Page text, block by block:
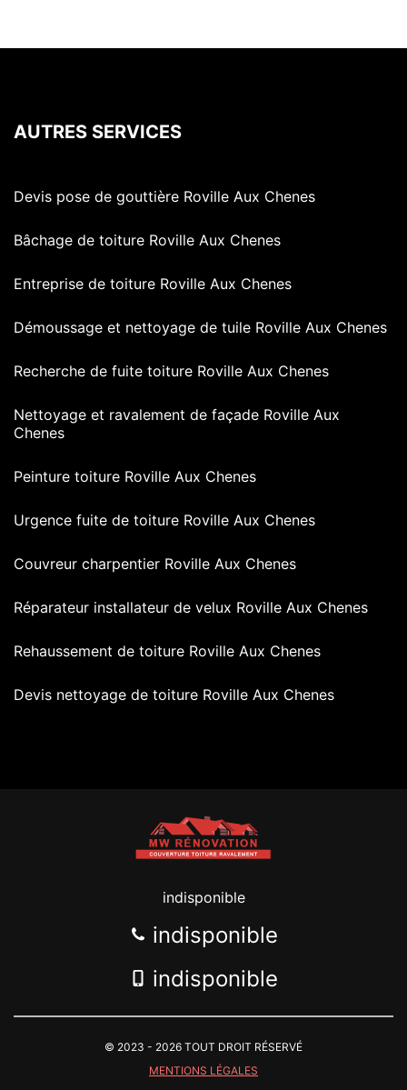
AUTRES SERVICES
Devis pose de gouttière Roville Aux Chenes
Bâchage de toiture Roville Aux Chenes
Entreprise de toiture Roville Aux Chenes
Démoussage et nettoyage de tuile Roville Aux Chenes
Recherche de fuite toiture Roville Aux Chenes
Nettoyage et ravalement de façade Roville Aux
Chenes
Peinture toiture Roville Aux Chenes
Urgence fuite de toiture Roville Aux Chenes
Couvreur charpentier Roville Aux Chenes
Réparateur installateur de velux Roville Aux Chenes
Rehaussement de toiture Roville Aux Chenes
Devis nettoyage de toiture Roville Aux Chenes
indisponible
indisponible
indisponible
© 2023 - 2026 TOUT DROIT RÉSERVÉ
MENTIONS LÉGALES